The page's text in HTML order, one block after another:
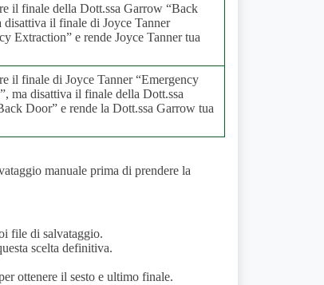
il finale della Dott.ssa Garrow “Back
disattiva il finale di Joyce Tanner
Extraction” e rende Joyce Tanner tua
il finale di Joyce Tanner “Emergency
ma disattiva il finale della Dott.ssa
Door” e rende la Dott.ssa Garrow tua
manuale prima di prendere la
file di salvataggio.
scelta definitiva.
ottenere il sesto e ultimo finale.